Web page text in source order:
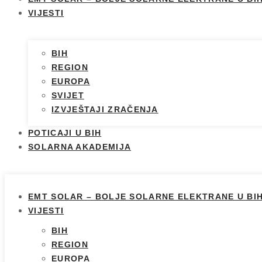
VIJESTI
BIH
REGION
EUROPA
SVIJET
IZVJEŠTAJI ZRAČENJA
POTICAJI U BIH
SOLARNA AKADEMIJA
EMT SOLAR – BOLJE SOLARNE ELEKTRANE U
VIJESTI
BIH
REGION
EUROPA